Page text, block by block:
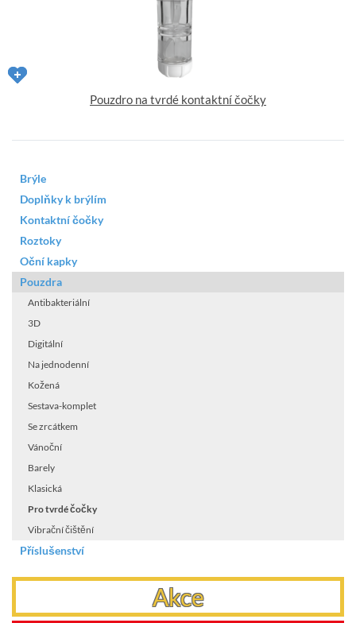
Pouzdro na tvrdé kontaktní čočky
Brýle
Doplňky k brýlím
Kontaktní čočky
Roztoky
Oční kapky
Pouzdra
Antibakteriální
3D
Digitální
Na jednodenní
Kožená
Sestava-komplet
Se zrcátkem
Vánoční
Barely
Klasická
Pro tvrdé čočky
Vibrační čištění
Příslušenství
Akce